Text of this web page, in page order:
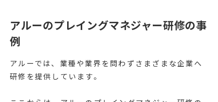
アルーのプレイングマネジャー研修の事
例
アルーでは、業種や業界を問わずさまざまな企業へ
研修を提供しています。